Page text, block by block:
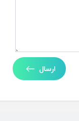
ارسال